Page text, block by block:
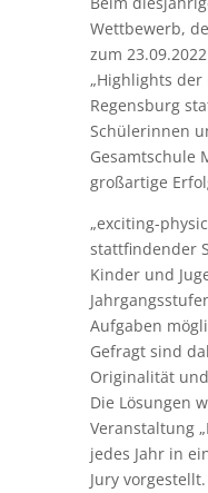
Wettbewerb,
zum
„Highlights der
Regensburg
Schülerinnen
Gesamtschule
großartige
„exciting-
stattfindender
Kinder und
Aufgaben
Gefragt sind
Originalität
Die Lösungen
Veranstaltung
jedes Jahr in
Jury vorgestellt.